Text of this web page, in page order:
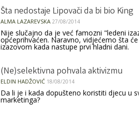
Šta nedostaje Lipovači da bi bio King
ALMA LAZAREVSKA 27/08/2014
Nije slučajno da je već famozni "ledeni
općeprihvaćen. Naravno, vidjećemo šta
izazovom kada nastupe prvi hladni dani.
(Ne)selektivna pohvala aktivizmu
ELDIN HADŽOVIĆ 18/08/2014
Da li je i kada dopušteno koristiti djecu u
marketinga?